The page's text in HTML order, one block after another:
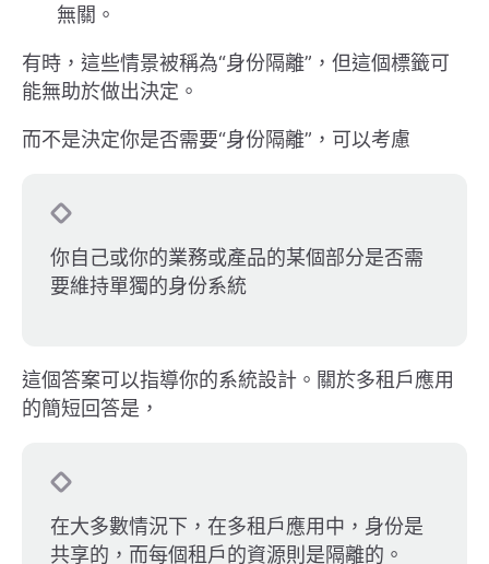
無關。
有時，這些情景被稱為“身份隔離”，但這個標籤可
能無助於做出決定。
而不是決定你是否需要“身份隔離”，可以考慮
你自己或你的業務或產品的某個部分是否需
要維持單獨的身份系統
這個答案可以指導你的系統設計。關於多租戶應用
的簡短回答是，
在大多數情況下，在多租戶應用中，身份是
共享的，而每個租戶的資源則是隔離的。